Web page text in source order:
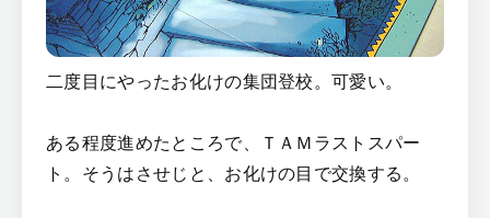
二度目にやったお化けの集団登校。可愛い。
ある程度進めたところで、ＴＡＭラストスパー
ト。そうはさせじと、お化けの目で交換する。